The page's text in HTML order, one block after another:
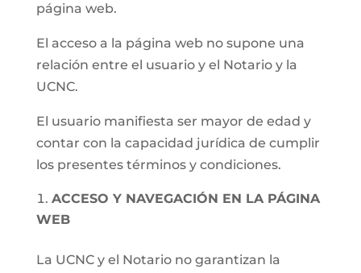
página web.
El acceso a la página web no supone una
relación entre el usuario y el Notario y la
UCNC.
El usuario manifiesta ser mayor de edad y
contar con la capacidad jurídica de cumplir
los presentes términos y condiciones.
ACCESO Y NAVEGACIÓN EN LA PÁGINA
WEB
La UCNC y el Notario no garantizan la